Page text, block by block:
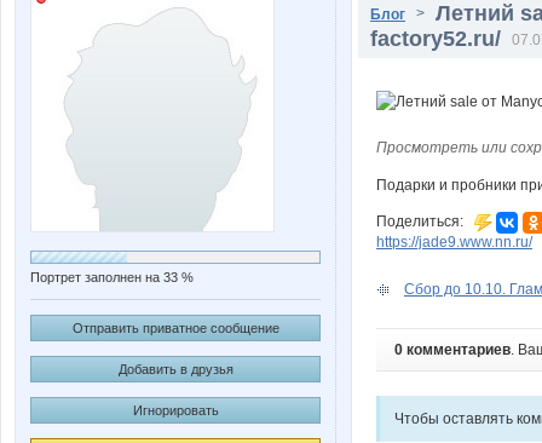
Портрет заполнен на 33 %
Отправить приватное сообщение
Добавить в друзья
Игнорировать
Блог > Летний
factory52.ru/
Просмотреть или
Подарки и пробники
Поделиться:
https://jade9.www.nn.ru/
Сбор до 10.10.
0 комментариев.
Чтобы оставлять